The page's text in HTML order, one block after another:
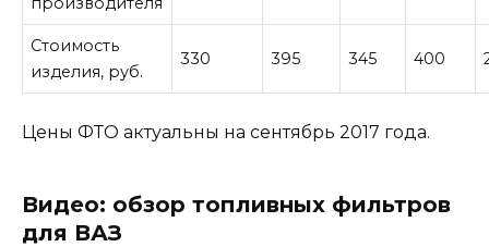
Стоимость
изделия, руб.
330 395 345 400
Цены ФТО актуальны на сентябрь 2017 года.
Видео: обзор топливных фильтров
для ВАЗ